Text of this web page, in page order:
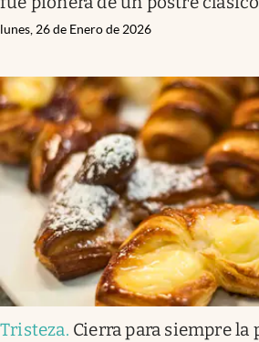
lunes, 26 de Enero de 2026
Tristeza. Cierra para siempre la